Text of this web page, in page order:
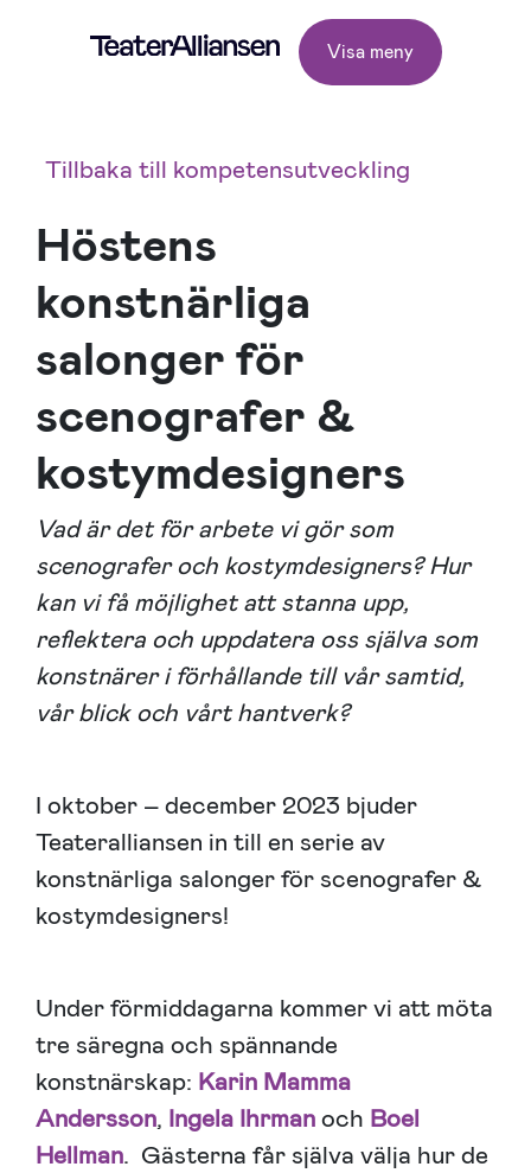
Visa meny
Tillbaka till kompetensutveckling
Höstens
konstnärliga
salonger för
scenografer &
kostymdesigners
Vad är det för arbete vi gör som
scenografer och kostymdesigners? Hur
kan vi få möjlighet att stanna upp,
reflektera och uppdatera oss själva som
konstnärer i förhållande till vår samtid,
vår blick och vårt hantverk?
I oktober – december 2023 bjuder
Teateralliansen in till en serie av
konstnärliga salonger för scenografer &
kostymdesigners!
Under förmiddagarna kommer vi att möta
tre säregna och spännande
konstnärskap: Karin Mamma
Andersson, Ingela Ihrmanoch Boel
Hellman. Gästerna får själva välja hur de